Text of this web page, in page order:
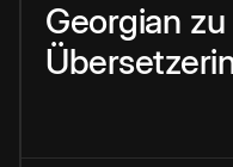
Georgian zu